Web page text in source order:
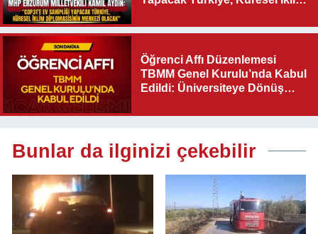
Olacak"
Öğrenci Affı Düzenlemesi
TBMM Genel Kurulu’nda Kabul
Edildi: Üniversiteye Dönüş
Bunlar da ilginizi çekebilir